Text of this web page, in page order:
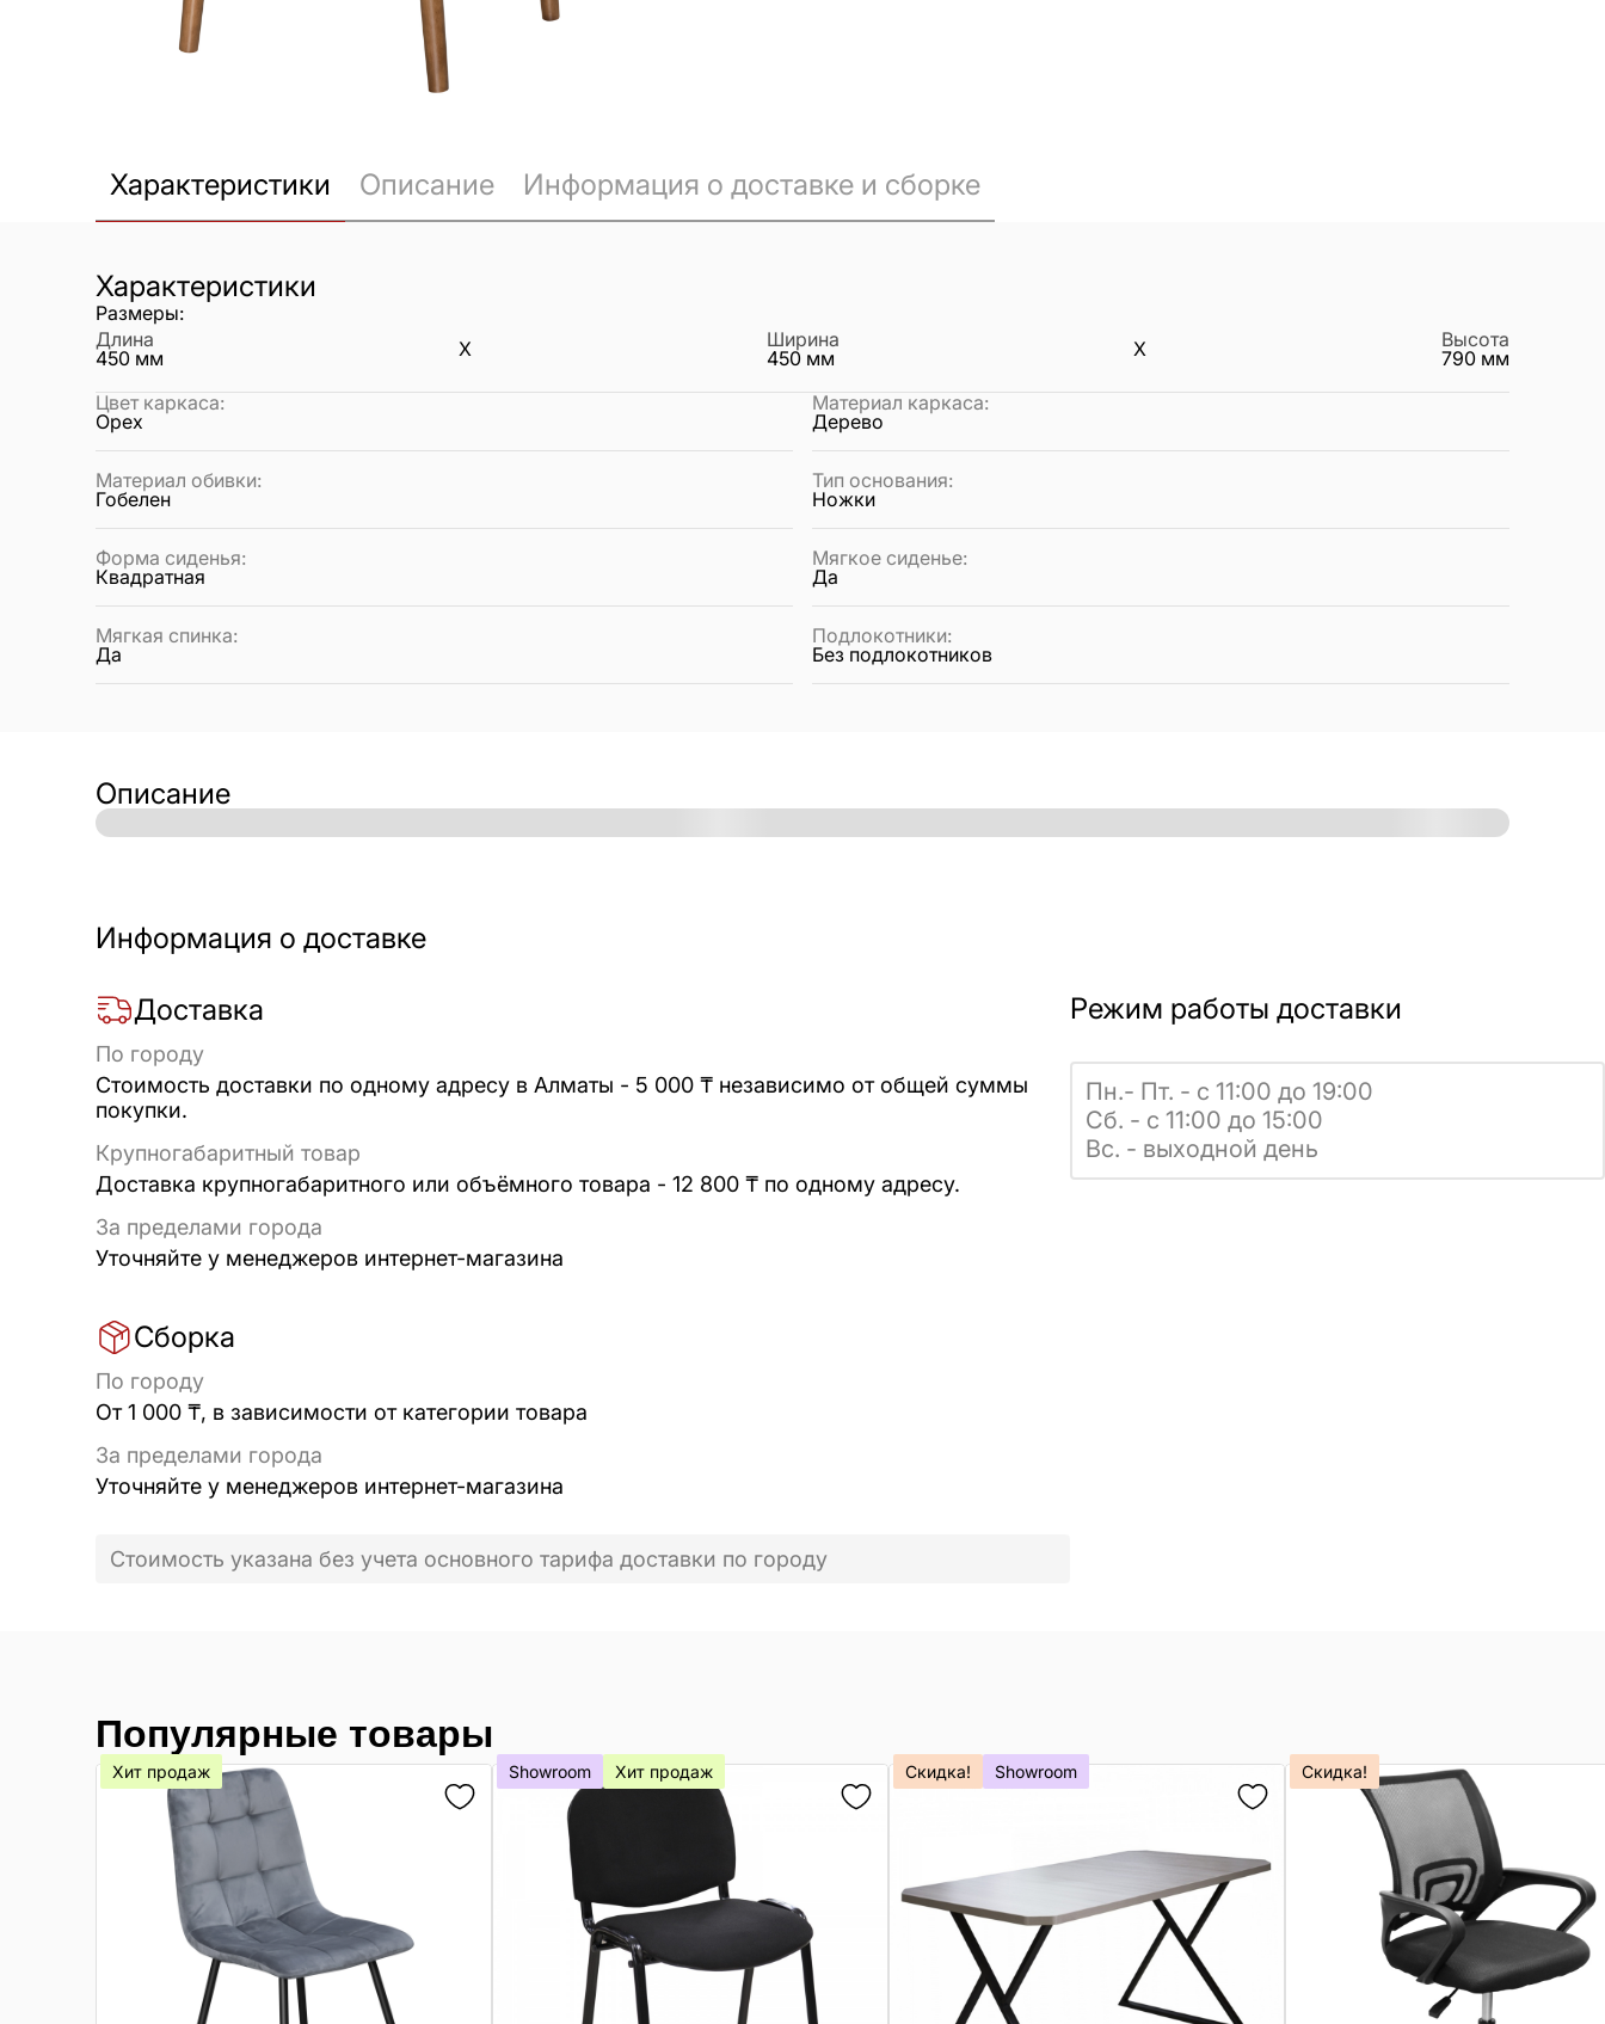
Характеристики Описание Информация о доставке и сборке
Характеристики
Размеры:
Длина
450 мм X
Ширина
450 мм X
Высота
790 мм
Цвет каркаса:
Орех
Материал каркаса:
Дерево
Материал обивки:
Гобелен
Тип основания:
Ножки
Форма сиденья:
Квадратная
Мягкое сиденье:
Да
Мягкая спинка:
Да
Подлокотники:
Без подлокотников
Описание
Информация о доставке
Доставка
По городу
Стоимость доставки по одному адресу в Алматы - 5 000 ₸ независимо от общей суммы
покупки.
Крупногабаритный товар
Доставка крупногабаритного или объёмного товара - 12 800 ₸ по одному адресу.
За пределами города
Уточняйте у менеджеров интернет-магазина
Сборка
По городу
От 1 000 ₸, в зависимости от категории товара
За пределами города
Уточняйте у менеджеров интернет-магазина
Стоимость указана без учета основного тарифа доставки по городу
Режим работы доставки
Пн.- Пт. - с 11:00 до 19:00
Сб. - с 11:00 до 15:00
Вс. - выходной день
Популярные товары
Хит продаж Showroom Хит продаж Скидка! Showroom Скидка!